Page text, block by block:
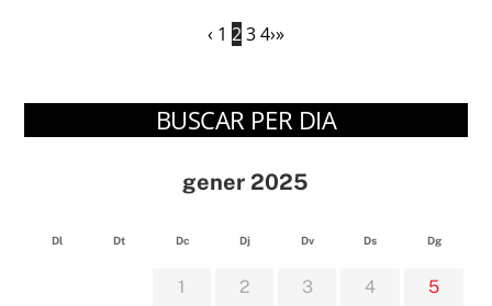
‹ 1 234›»
BUSCAR PER DIA
gener 2025
Dl Dt Dc Dj Dv Ds Dg
1 2 3 4 5